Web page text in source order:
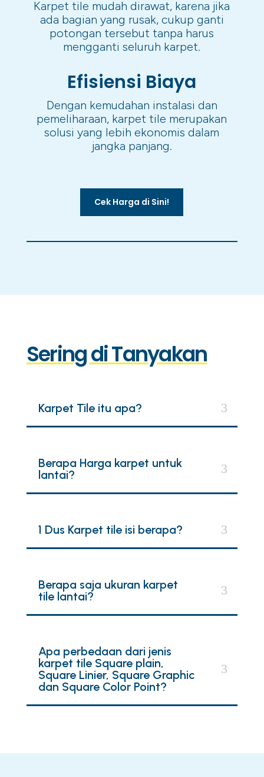
Karpet tile mudah dirawat, karena jika
ada bagian yang rusak, cukup ganti
potongan tersebut tanpa harus
mengganti seluruh karpet.
Efisiensi Biaya
Dengan kemudahan instalasi dan
pemeliharaan, karpet tile merupakan
solusi yang lebih ekonomis dalam
jangka panjang.
Cek Harga di Sini!
Sering di Tanyakan
Karpet Tile itu apa?
Berapa Harga karpet untuk
lantai?
1 Dus Karpet tile isi berapa?
Berapa saja ukuran karpet
tile lantai?
Apa perbedaan dari jenis
karpet tile Square plain,
Square Linier, Square Graphic
dan Square Color Point?